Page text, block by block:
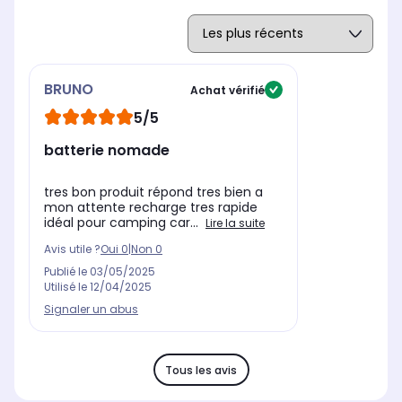
BRUNO Achat vérifié
5/5
batterie nomade
tres bon produit répond tres bien a
mon attente recharge tres rapide
idéal pour camping car... Lire la suite
Avis utile ?Oui 0 Non 0
Publié le 03/05/2025
Utilisé le12/04/2025
Signaler un abus
Tous les avis